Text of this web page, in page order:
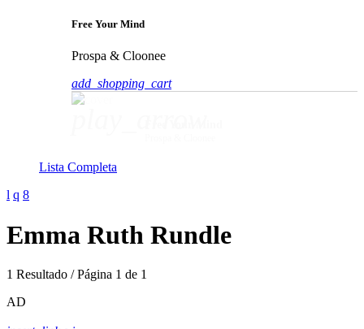
Free Your Mind
Prospa & Cloonee
add_shopping_cart
Lista Completa
Emma Ruth Rundle
1 Resultado / Página 1 de 1
AD